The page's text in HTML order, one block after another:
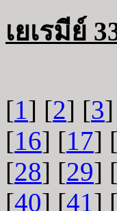
เยเรมีย์
[1] [2] [3
[16] [17] [
[28] [29] [
[40] [41] [